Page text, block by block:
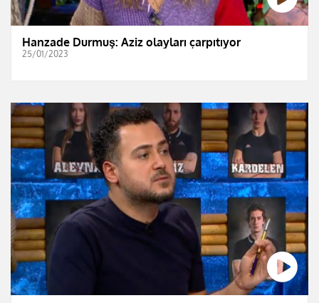
Hanzade Durmuş: Aziz olayları çarpıtıyor
25/01/2023